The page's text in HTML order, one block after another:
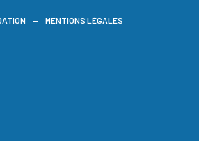
MENTIONS LÉGALES